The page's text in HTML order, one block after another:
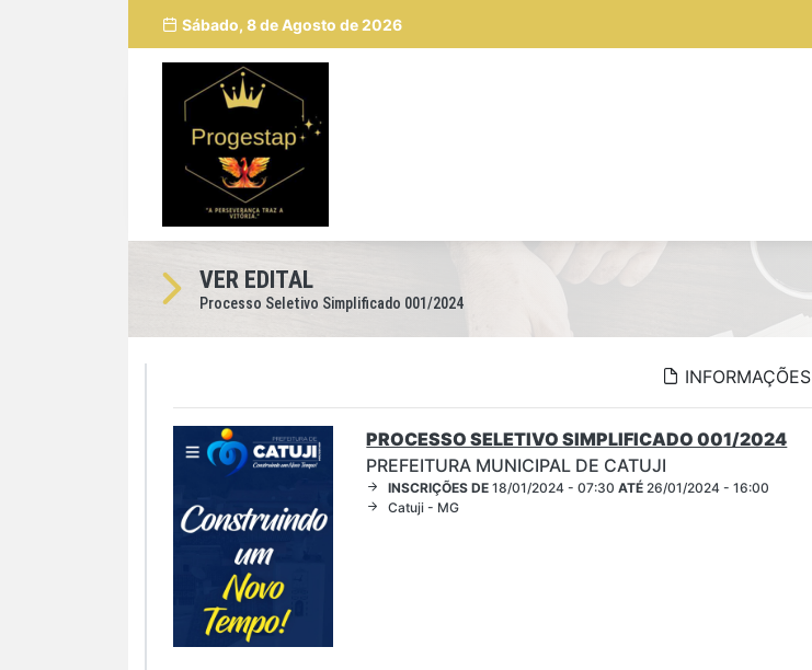
Sábado, 8 de Agosto de 2026
VER EDITAL
Processo Seletivo Simplificado 001/2024
INFORMAÇÕES
PROCESSO SELETIVO SIMPLIFICADO 001/2024
PREFEITURA MUNICIPAL DE CATUJI
INSCRIÇÕES DE 18/01/2024 - 07:30ATÉ 26/01/2024 - 16:00
Catuji - MG